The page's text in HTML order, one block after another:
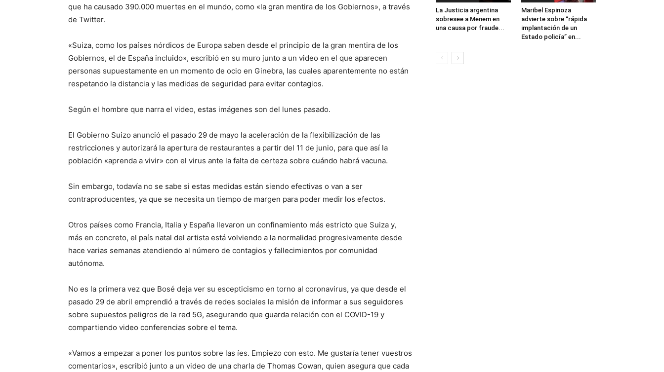
que ha causado 390.000 muertes en el mundo, como «la gran mentira de los Gobiernos», a través
de Twitter.
«Suiza, como los países nórdicos de Europa saben desde el principio de la gran mentira de los
Gobiernos, el de España incluido», escribió en su muro junto a un video en el que aparecen
personas supuestamente en un momento de ocio en Ginebra, las cuales aparentemente no están
respetando la distancia y las medidas de seguridad para evitar contagios.
Según el hombre que narra el video, estas imágenes son del lunes pasado.
El Gobierno Suizo anunció el pasado 29 de mayo la aceleración de la flexibilización de las
restricciones y autorizará la apertura de restaurantes a partir del 11 de junio, para que así la
población «aprenda a vivir» con el virus ante la falta de certeza sobre cuándo habrá vacuna.
Sin embargo, todavía no se sabe si estas medidas están siendo efectivas o van a ser
contraproducentes, ya que se necesita un tiempo de margen para poder medir los efectos.
Otros países como Francia, Italia y España llevaron un confinamiento más estricto que Suiza y,
más en concreto, el país natal del artista está volviendo a la normalidad progresivamente desde
hace varias semanas atendiendo al número de contagios y fallecimientos por comunidad
autónoma.
No es la primera vez que Bosé deja ver su escepticismo en torno al coronavirus, ya que desde el
pasado 29 de abril emprendió a través de redes sociales la misión de informar a sus seguidores
sobre supuestos peligros de la red 5G, asegurando que guarda relación con el COVID-19 y
compartiendo video conferencias sobre el tema.
«Vamos a empezar a poner los puntos sobre las íes. Empiezo con esto. Me gustaría tener vuestros
comentarios», escribió junto a un video de una charla de Thomas Cowan, quien asegura que cada
La Justicia argentina
sobresee a Menem en
una causa por fraude...
Maribel Espinoza
advierte sobre “rápida
implantación de un
Estado policía” en...